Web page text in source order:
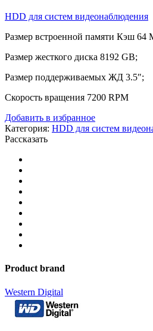
HDD для систем видеонаблюдения
Размер встроенной памяти Кэш 64
Размер жесткого диска 8192 GB;
Размер поддерживаемых ЖД 3.5″;
Скорость вращения 7200 RPM
Добавить в избранное
Категория: HDD для систем
Рассказать
Product brand
Western Digital